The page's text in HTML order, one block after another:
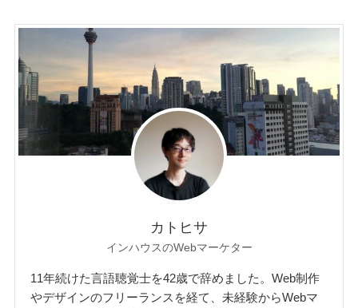
カトヒサ
インハウスのWebマーケター
11年続けた言語聴覚士を42歳で辞めました。Web制作
やデザインのフリーランスを経て、未経験からWebマ